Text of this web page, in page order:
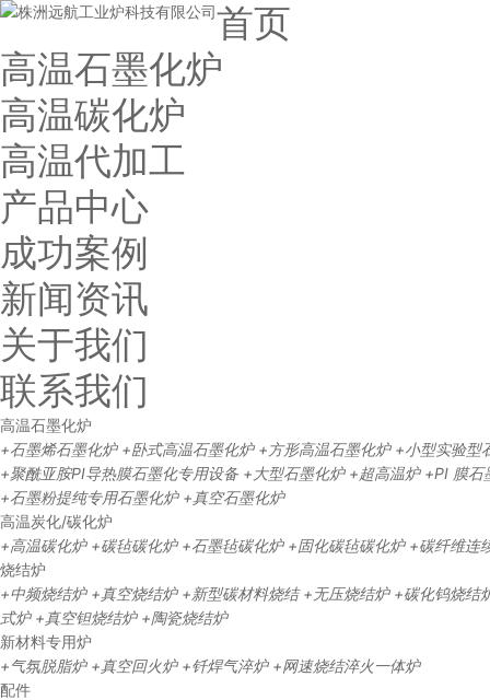
首页
高温石墨化炉
高温碳化炉
高温代加工
产品中心
成功案例
新闻资讯
关于我们
联系我们
高温石墨化炉
+石墨烯石墨化炉 +卧式高温石墨化炉 +方形高温石墨化炉 +小型实验型
+聚酰亚胺PI导热膜石墨化专用设备 +大型石墨化炉 +超高温炉 +PI 膜石
+石墨粉提纯专用石墨化炉 +真空石墨化炉
高温炭化/碳化炉
+高温碳化炉 +碳毡碳化炉 +石墨毡碳化炉 +固化碳毡碳化炉 +碳纤维连
烧结炉
+中频烧结炉 +真空烧结炉 +新型碳材料烧结+无压烧结炉 +碳化钨烧结
式炉 +真空钽烧结炉 +陶瓷烧结炉
新材料专用炉
+气氛脱脂炉 +真空回火炉 +钎焊气淬炉 +网速烧结淬火一体炉
配件